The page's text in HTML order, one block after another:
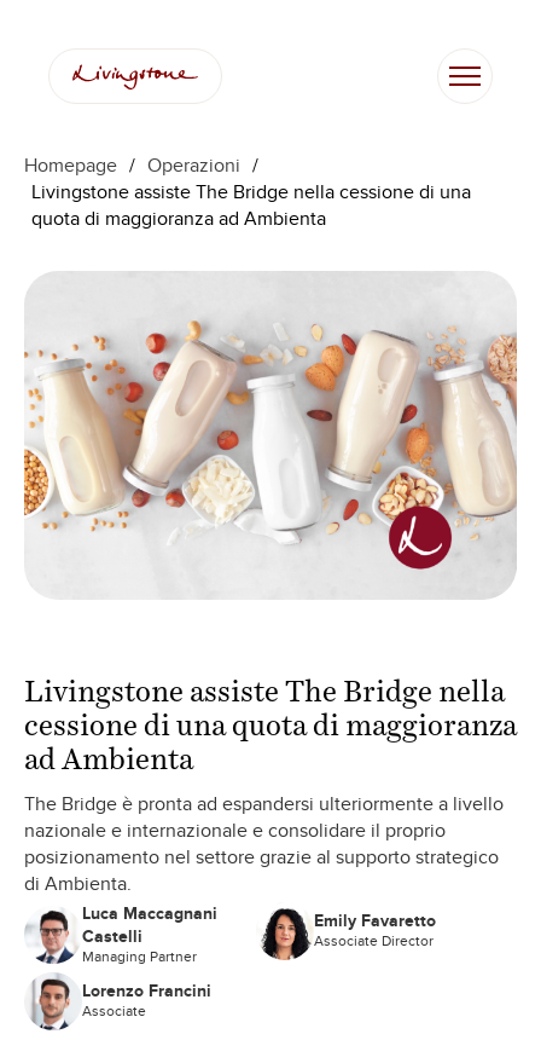
Homepage / Operazioni /
Livingstone assiste The Bridge nella cessione di una
quota di maggioranza ad Ambienta
Livingstone assiste The Bridge nella
cessione di una quota di maggioranza
ad Ambienta
The Bridge è pronta ad espandersi ulteriormente a livello
nazionale e internazionale e consolidare il proprio
posizionamento nel settore grazie al supporto strategico
di Ambienta.
Luca Maccagnani
Castelli
Managing Partner
Emily Favaretto
Associate Director
Lorenzo Francini
Associate